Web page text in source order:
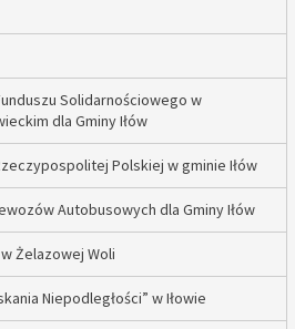
Solidarnościowego w
dla Gminy Iłów
Polskiej w gminie Iłów
Autobusowych dla Gminy Iłów
Żelazowej Woli
Niepodległości” w Iłowie